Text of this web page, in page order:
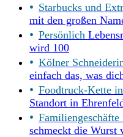
Starbucks und
mit den großen
Persönlich
wird 100
Kölner
einfach das, was
Foodtruck-Kette
Standort in
Familiengeschäfte
schmeckt die Wurst